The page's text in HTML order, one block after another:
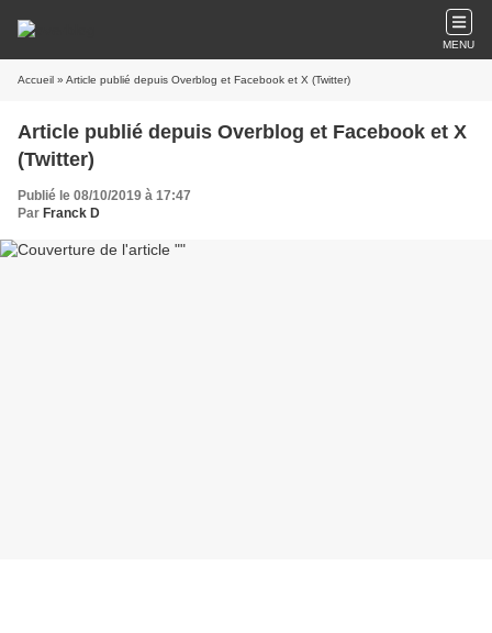
MENU
Accueil » Article publié depuis Overblog et Facebook et X (Twitter)
Article publié depuis Overblog et Facebook et X
(Twitter)
Publié le 08/10/2019 à 17:47
Par Franck D